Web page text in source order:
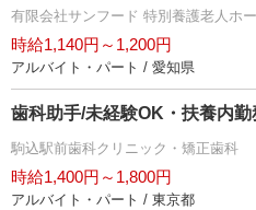
有限会社サンフード 特別養護老人ホ
時給1,140円～1,200円
アルバイト・パート / 愛知県
歯科助手/未経験OK・扶養内勤
駒込駅前歯科クリニック・矯正歯科
時給1,400円～1,800円
アルバイト・パート / 東京都